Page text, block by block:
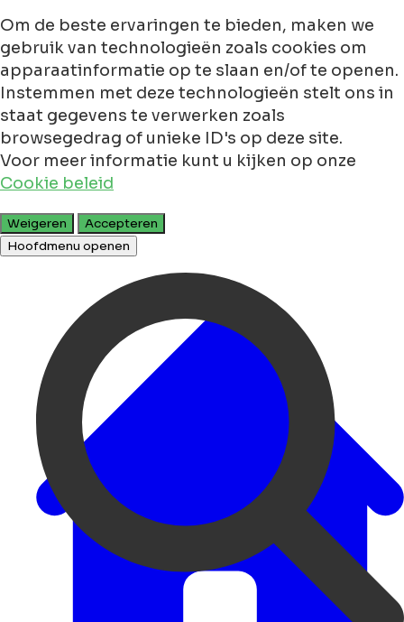
Om de beste ervaringen te bieden, maken we
gebruik van technologieën zoals cookies om
apparaatinformatie op te slaan en/of te openen.
Instemmen met deze technologieën stelt ons in
staat gegevens te verwerken zoals
browsegedrag of unieke ID's op deze site.
Voor meer informatie kunt u kijken op onze
Cookie beleid
Weigeren
Accepteren
Hoofdmenu openen